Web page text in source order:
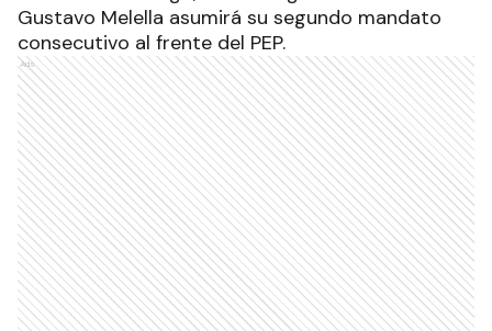
Gustavo Melella asumirá su segundo mandato
consecutivo al frente del PEP.
Ads